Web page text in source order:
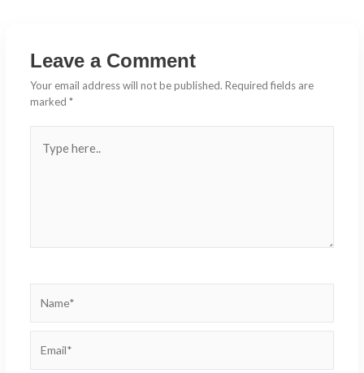
Leave a Comment
Your email address will not be published. Required fields are
marked *
here..